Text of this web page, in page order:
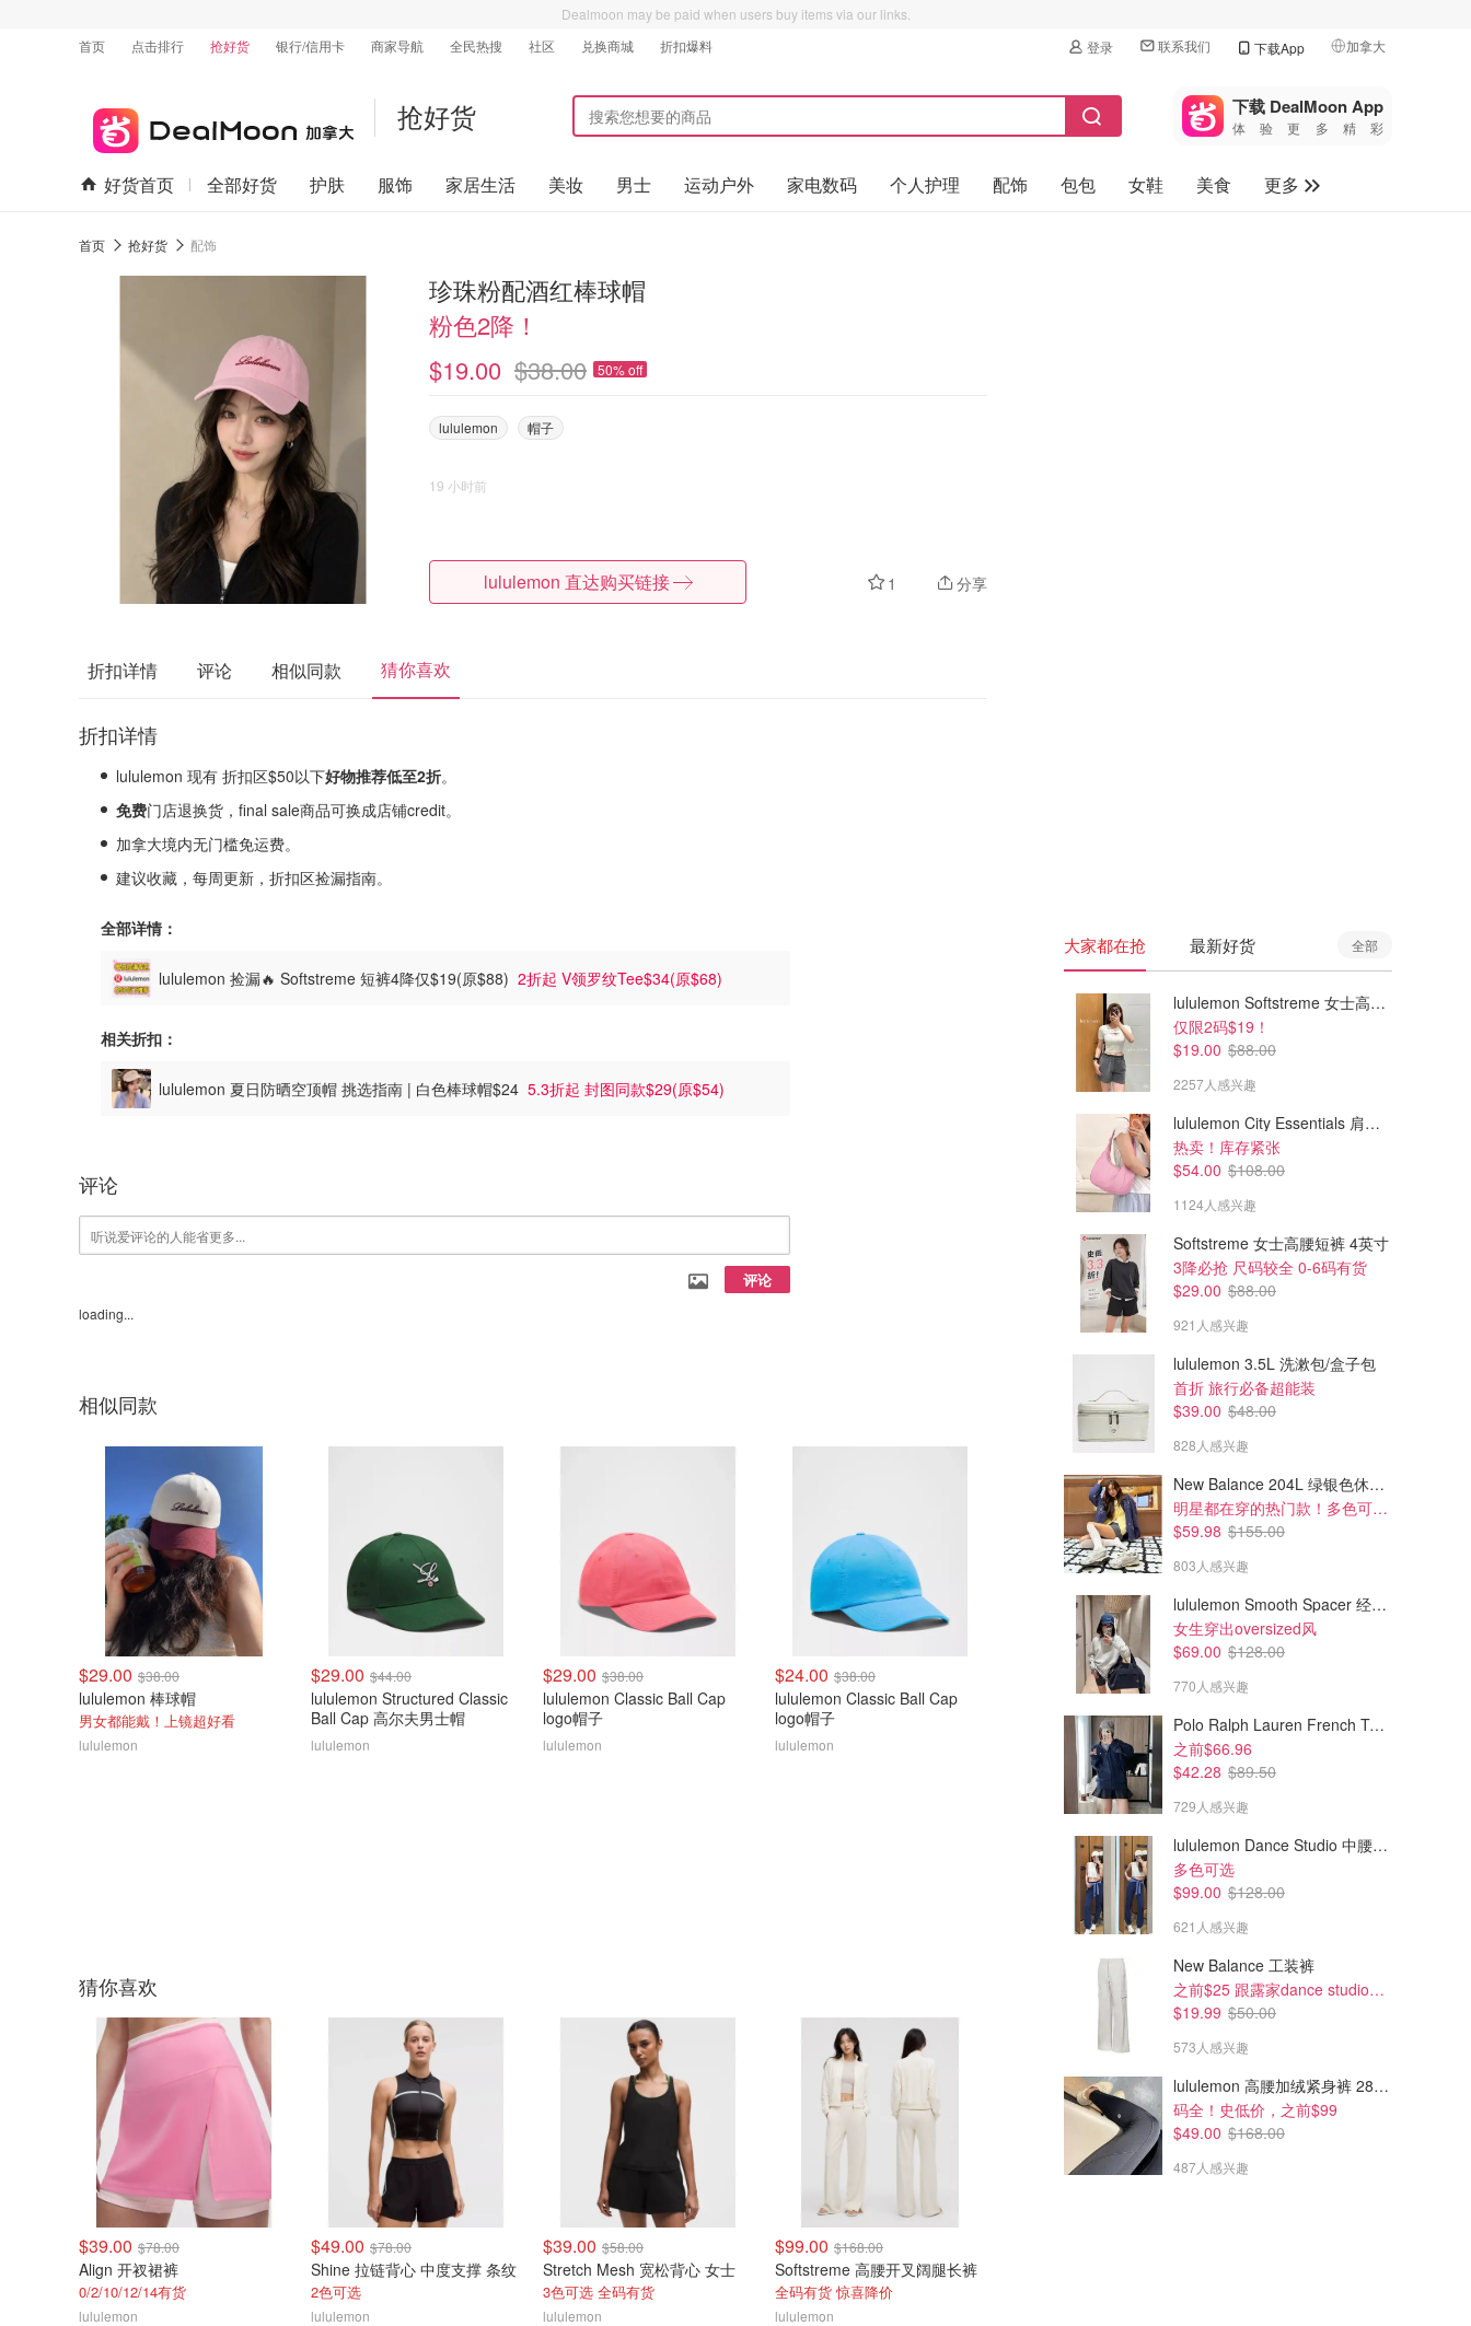
Dealmoon may be paid when users buy items via our links.
首页
点击排行 抢好货 银行/信用卡 商家导航 全民热搜 社区 兑换商城 折扣爆料 登录 联系我们 下载App 加拿大
🇺🇸
美国
🇨🇳中国
🇨🇦加拿大
抢好货 下载 DealMoon App
体验更多精彩
好货首页 全部好货 护肤 服饰 家居生活 美妆 男士 运动户外 家电数码 个人护理 配饰 包包 女鞋 美食
更多
首页 抢好货 配饰
珍珠粉配酒红棒球帽
粉色2降！
$19.00 $38.00 50% off
lululemon 帽子
19 小时前
1 分享
lululemon 直达购买链接
折扣详情 评论 相似同款 猜你喜欢
折扣详情
lululemon 现有 折扣区$50以下好物推荐低至2折。
免费门店退换货，final sale商品可换成店铺credit。
加拿大境内无门槛免运费。
建议收藏，每周更新，折扣区捡漏指南。
全部详情：
lululemon 捡漏🔥 Softstreme 短裤4降仅$19(原$88) 2折起 V领罗纹Tee$34(原$68)
相关折扣：
lululemon 夏日防晒空顶帽 挑选指南 | 白色棒球帽$24 5.3折起 封图同款$29(原$54)
评论
评论
loading...
相似同款
$29.00 $38.00
lululemon 棒球帽
男女都能戴！上镜超好看
lululemon
$29.00 $44.00
lululemon Structured Classic
Ball Cap 高尔夫男士帽
lululemon
$29.00 $38.00
lululemon Classic Ball Cap
logo帽子
lululemon
$24.00 $38.00
lululemon Classic Ball Cap
logo帽子
lululemon
$38.00
lululemon 棒球帽
男女都能戴！蓝色卖空还剩绿色
$34.00
lululemon 鸭舌帽
lululemon
猜你喜欢
$39.00 $78.00
Align 开衩裙裤
0/2/10/12/14有货
lululemon
$49.00 $78.00
Shine 拉链背心 中度支撑 条纹
2色可选
lululemon
$39.00 $58.00
Stretch Mesh 宽松背心 女士
3色可选 全码有货
lululemon
$99.00 $168.00
Softstreme 高腰开叉阔腿长裤
全码有货 惊喜降价
lululemon
大家都在抢 最新好货 全部
lululemon Softstreme 女士高腰短裤 10cm
仅限2码$19！
$19.00 $88.00
2257人感兴趣
lululemon City Essentials 肩背包 4L
热卖！库存紧张
$54.00 $108.00
1124人感兴趣
Softstreme 女士高腰短裤 4英寸
3降必抢 尺码较全 0-6码有货
$29.00 $88.00
921人感兴趣
lululemon 3.5L 洗漱包/盒子包
首折 旅行必备超能装
$39.00 $48.00
828人感兴趣
New Balance 204L 绿银色休闲鞋
明星都在穿的热门款！多色可选 3.8折
$59.98 $155.00
803人感兴趣
lululemon Smooth Spacer 经典卫衣
女生穿出oversized风
$69.00 $128.00
770人感兴趣
Polo Ralph Lauren French Terry 女童连帽卫衣 7-16码
之前$66.96
$42.28 $89.50
729人感兴趣
lululemon Dance Studio 中腰长裤 女装常规款
多色可选
$99.00 $128.00
621人感兴趣
New Balance 工装裤
之前$25 跟露家dance studio好像!补码了
$19.99 $50.00
573人感兴趣
lululemon 高腰加绒紧身裤 28"≈71cm 5个口袋
码全！史低价，之前$99
$49.00 $168.00
487人感兴趣